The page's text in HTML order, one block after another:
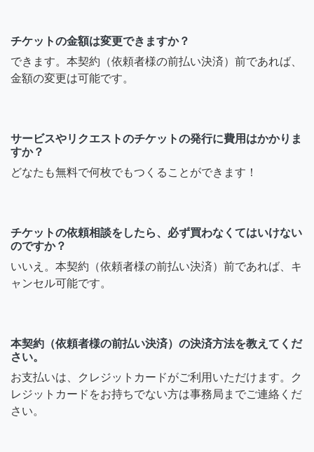
チケットの金額は変更できますか？
できます。本契約（依頼者様の前払い決済）前であれば、
金額の変更は可能です。
サービスやリクエストのチケットの発行に費用はかかりま
すか？
どなたも無料で何枚でもつくることができます！
チケットの依頼相談をしたら、必ず買わなくてはいけない
のですか？
いいえ。本契約（依頼者様の前払い決済）前であれば、キ
ャンセル可能です。
本契約（依頼者様の前払い決済）の決済方法を教えてくだ
さい。
お支払いは、クレジットカードがご利用いただけます。ク
レジットカードをお持ちでない方は事務局までご連絡くだ
さい。